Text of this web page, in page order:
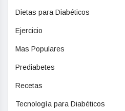
Dietas para Diabéticos
Ejercicio
Mas Populares
Prediabetes
Recetas
Tecnología para Diabéticos